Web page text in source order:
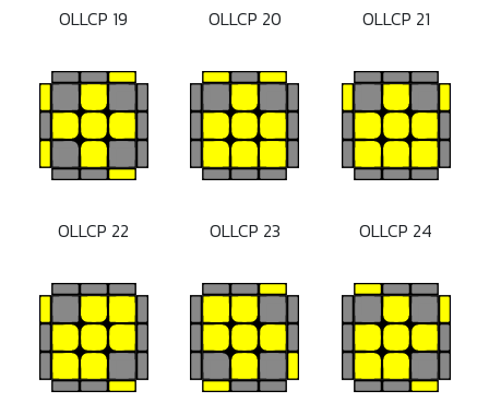
OLLCP 19 OLLCP 20 OLLCP 21
OLLCP 22 OLLCP 23 OLLCP 24